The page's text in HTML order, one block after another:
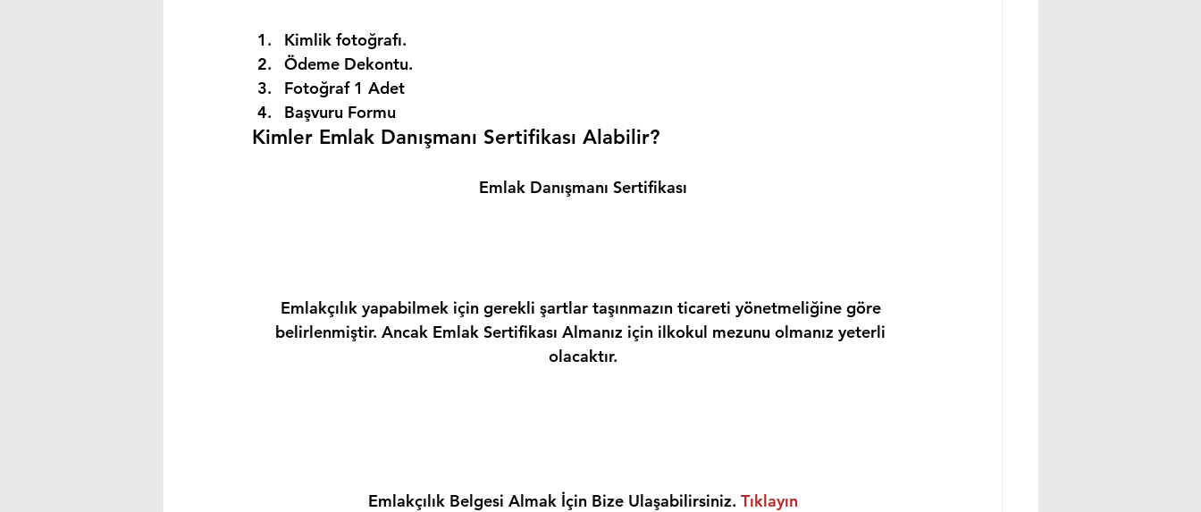
Kimlik fotoğrafı.
Ödeme Dekontu.
Fotoğraf 1 Adet
Başvuru Formu
Kimler Emlak Danışmanı Sertifikası Alabilir?
Emlak Danışmanı Sertifikası
Emlakçılık yapabilmek için gerekli şartlar taşınmazın ticareti yönetmeliğine göre
belirlenmiştir. Ancak Emlak Sertifikası Almanız için ilkokul mezunu olmanız yeterli
olacaktır.
Emlakçılık Belgesi Almak İçin Bize Ulaşabilirsiniz. Tıklayın